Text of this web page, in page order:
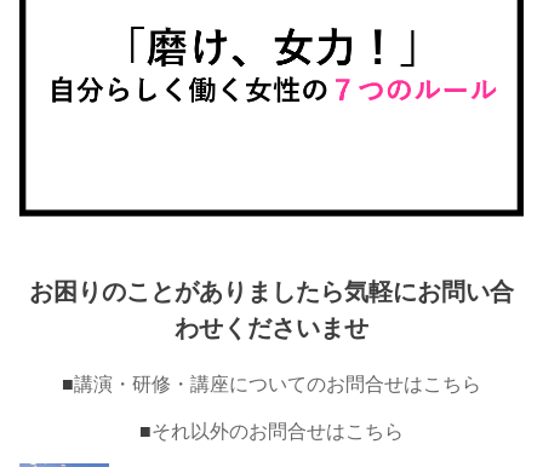
お困りのことがありましたら気軽にお問い合
わせくださいませ
■講演・研修・講座についてのお問合せはこちら
■それ以外のお問合せはこちら